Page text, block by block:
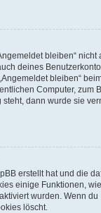
bleiben“
deines
bleiben“
Computer, zum
dann wurde sie
erstellt hat und die
einige Funktionen,
wurden. Wenn
löscht.